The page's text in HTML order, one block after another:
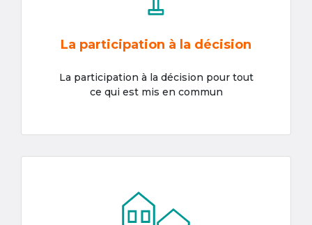
La participation à la décision
La participation à la décision pour tout
ce qui est mis en commun